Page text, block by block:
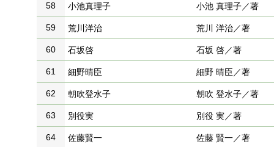
58 小池真理子 小池 真理子／著
59 荒川洋治 荒川 洋治／著
60 石坂啓 石坂 啓／著
61 細野晴臣 細野 晴臣／著
62 朝吹登水子 朝吹 登水子／著
63 別役実 別役 実／著
64 佐藤賢一 佐藤 賢一／著